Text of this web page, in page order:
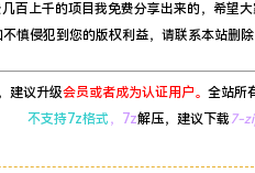
百上千的项目我免费分享出来的，希望
不慎侵犯到您的版权利益，请联系本站删
建议升级会员或者成为认证用户。 全站所
不支持7z格式 ，7z解压，建议下载 7-